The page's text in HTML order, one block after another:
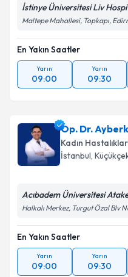
İstinye Üniversitesi Liv
Maltepe Mahallesi, Topkapı,
En Yakın Saatler
Yarın
09:00
Yarın
09:30
Op. Dr.
Kadın
İstanbul,
Acıbadem Üniversitesi
Halkalı Merkez, Turgut Özal Blv
En Yakın Saatler
Yarın
09:00
Yarın
09:30